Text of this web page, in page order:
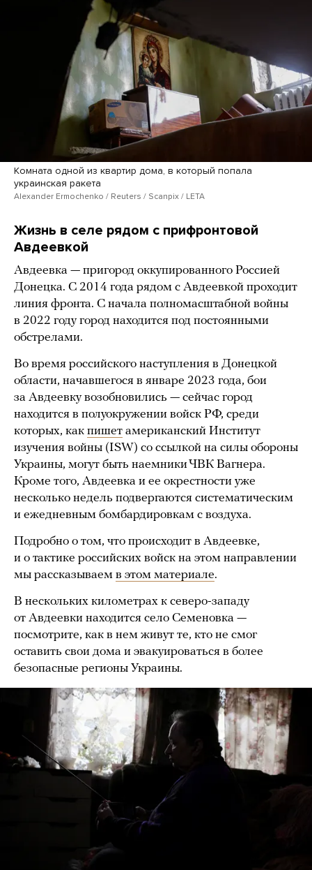
Комната одной из квартир дома, в который попала
украинская ракета
Alexander Ermochenko / Reuters / Scanpix / LETA
Жизнь в селе рядом с прифронтовой
Авдеевкой
Авдеевка — пригород оккупированного Россией
Донецка. С 2014 года рядом с Авдеевкой проходит
линия фронта. С начала полномасштабной войны
в 2022 году город находится под постоянными
обстрелами.
Во время российского наступления в Донецкой
области, начавшегося в январе 2023 года, бои
за Авдеевку возобновились — сейчас город
находится в полуокружении войск РФ, среди
которых, как пишет американский Институт
изучения войны (ISW) со ссылкой на силы обороны
Украины, могут быть наемники ЧВК Вагнера.
Кроме того, Авдеевка и ее окрестности уже
несколько недель подвергаются систематическим
и ежедневным бомбардировкам с воздуха.
Подробно о том, что происходит в Авдеевке,
и о тактике российских войск на этом направлении
мы рассказываем в этом материале.
В нескольких километрах к северо-западу
от Авдеевки находится село Семеновка —
посмотрите, как в нем живут те, кто не смог
оставить свои дома и эвакуироваться в более
безопасные регионы Украины.